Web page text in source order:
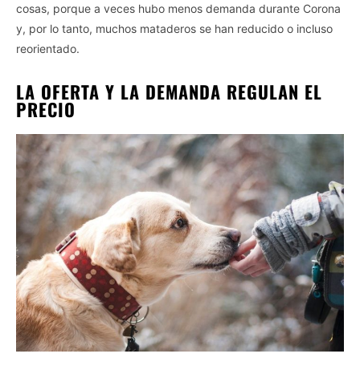
cosas, porque a veces hubo menos demanda durante Corona
y, por lo tanto, muchos mataderos se han reducido o incluso
reorientado.
LA OFERTA Y LA DEMANDA REGULAN EL
PRECIO